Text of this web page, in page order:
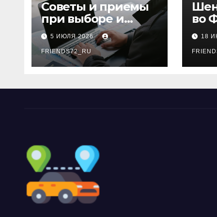
Советы и приемы
при выборе и
бронировании
авиабилетов
5 ИЮЛЯ 2026
FRIENDS72_RU
во
18